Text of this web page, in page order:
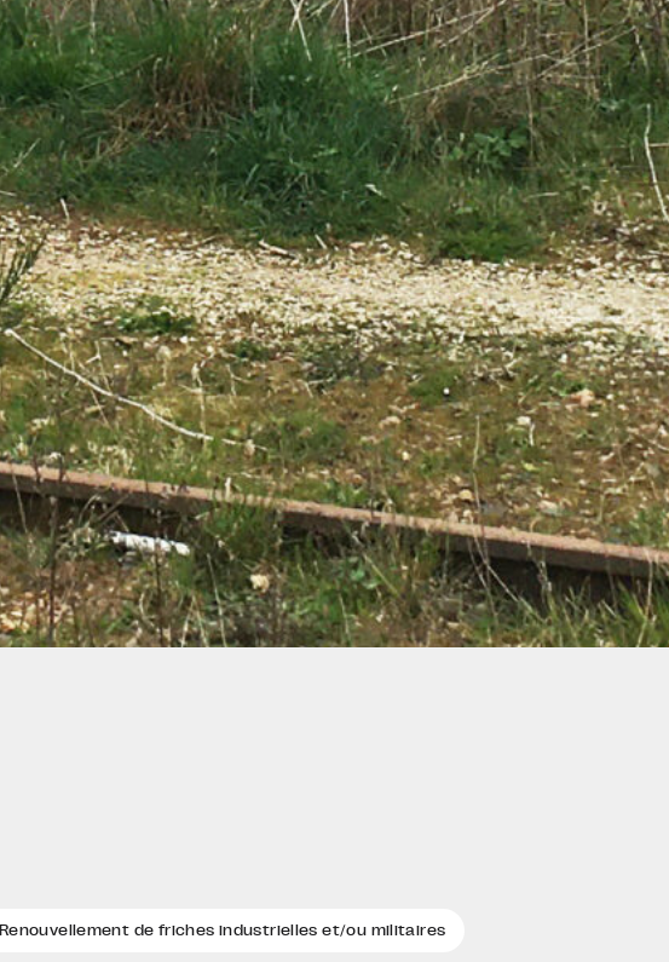
Renouvellement de friches industrielles et/ou militaires